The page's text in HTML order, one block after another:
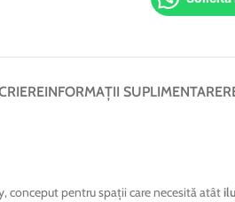
INFORMAȚII SUPLIMENTARE
conceput pentru spații care necesită atât